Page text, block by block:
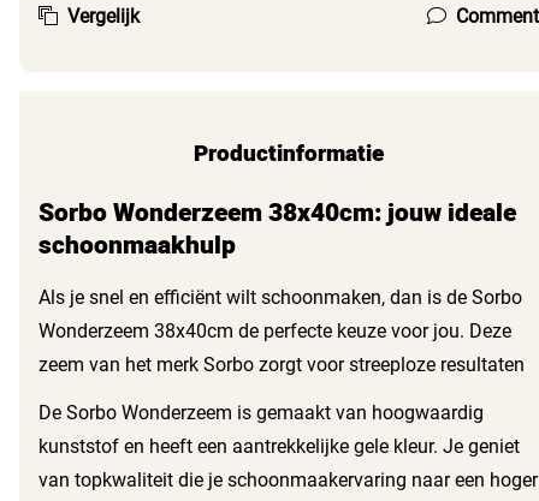
Vergelijk Comment
Productinformatie
Sorbo Wonderzeem 38x40cm: jouw ideale
schoonmaakhulp
Als je snel en efficiënt wilt schoonmaken, dan is de Sorbo
Wonderzeem 38x40cm de perfecte keuze voor jou. Deze
zeem van het merk Sorbo zorgt voor streeploze resultaten
De Sorbo Wonderzeem is gemaakt van hoogwaardig
kunststof en heeft een aantrekkelijke gele kleur. Je geniet
van topkwaliteit die je schoonmaakervaring naar een hoger